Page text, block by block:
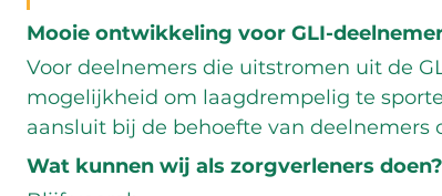
Mooie ontwikkeling voor GLI-
Voor deelnemers die uitstromen uit de
mogelijkheid om laagdrempelig te
aansluit bij de behoefte van deelnemers
Wat kunnen wij als zorgverleners doen?